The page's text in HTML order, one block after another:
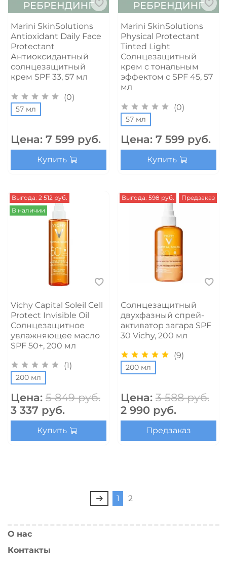
Marini SkinSolutions
Antioxidant Daily Face
Protectant
Антиоксидантный
солнцезащитный
крем SPF 33, 57 мл
(0)
57 мл
Цена: 7 599 руб.
Купить
Marini SkinSolutions
Physical Protectant
Tinted Light
Солнцезащитный
крем с тональным
эффектом с SPF 45, 57
мл
(0)
57 мл
Цена: 7 599 руб.
Купить
Выгода: 2 512 руб.
В наличии
Vichy Capital Soleil Cell
Protect Invisible Oil
Солнцезащитное
увлажняющее масло
SPF 50+, 200 мл
(1)
200 мл
Цена: 5 849 руб.
3 337 руб.
Купить
Выгода: 598 руб. Предзаказ
Солнцезащитный
двухфазный спрей-
активатор загара SPF
30 Vichy, 200 мл
(9)
200 мл
Цена: 3 588 руб.
2 990 руб.
Предзаказ
1 2
О нас
Контакты